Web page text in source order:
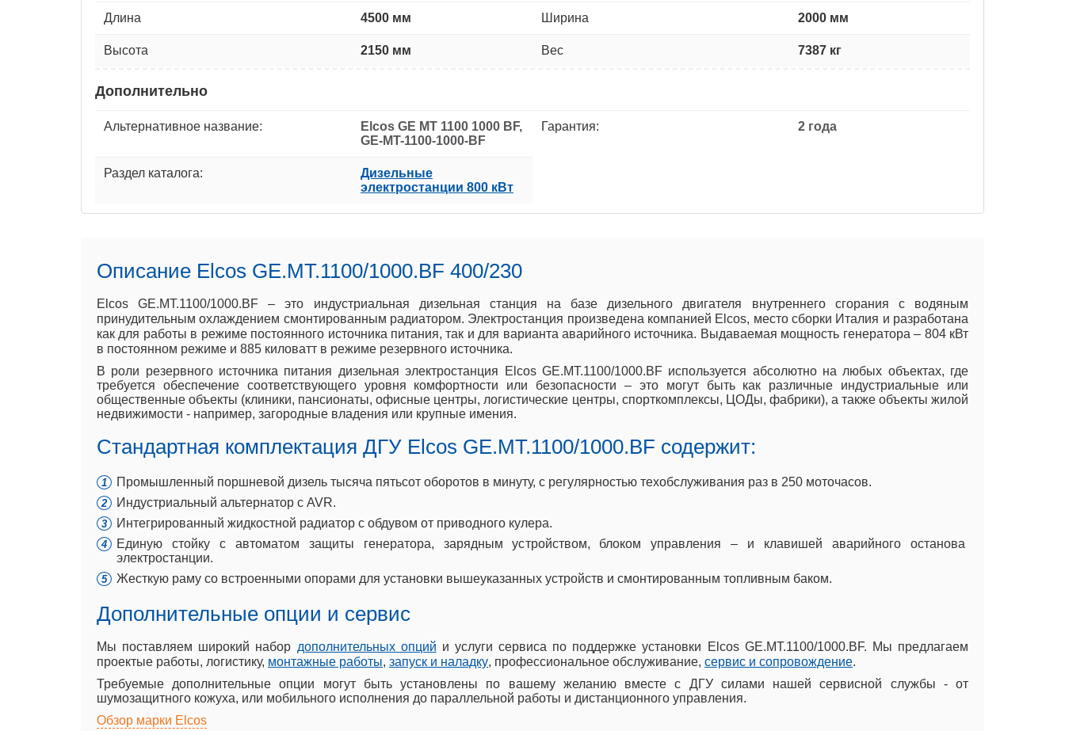
Длина 4500 мм Ширина 2000 мм
Высота 2150 мм Вес 7387 кг
Дополнительно
Альтернативное название:
Elcos GE MT 1100 1000 BF,
GE-MT-1100-1000-BF
Гарантия: 2 года
Раздел каталога:
Дизельные
электростанции 800 кВт
Описание Elcos GE.MT.1100/1000.BF 400/230
Elcos GE.MT.1100/1000.BF – это индустриальная дизельная станция на базе дизельного двигателя внутреннего сгорания с водяным
принудительным охлаждением смонтированным радиатором. Электростанция произведена компанией Elcos, место сборки Италия и разработана
как для работы в режиме постоянного источника питания, так и для варианта аварийного источника. Выдаваемая мощность генератора – 804 кВт
в постоянном режиме и 885 киловатт в режиме резервного источника.
В роли резервного источника питания дизельная электростанция Elcos GE.MT.1100/1000.BF используется абсолютно на любых объектах, где
требуется обеспечение соответствующего уровня комфортности или безопасности – это могут быть как различные индустриальные или
общественные объекты (клиники, пансионаты, офисные центры, логистические центры, спорткомплексы, ЦОДы, фабрики), а также объекты жилой
недвижимости - например, загородные владения или крупные имения.
Стандартная комплектация ДГУ Elcos GE.MT.1100/1000.BF содержит:
Промышленный поршневой дизель тысяча пятьсот оборотов в минуту, с регулярностью техобслуживания раз в 250 моточасов.
Индустриальный альтернатор с AVR.
Интегрированный жидкостной радиатор с обдувом от приводного кулера.
Единую стойку с автоматом защиты генератора, зарядным устройством, блоком управления – и клавишей аварийного останова
электростанции.
Жесткую раму со встроенными опорами для установки вышеуказанных устройств и смонтированным топливным баком.
Дополнительные опции и сервис
Мы поставляем широкий набор дополнительных опций и услуги сервиса по поддержке установки Elcos GE.MT.1100/1000.BF. Мы предлагаем
проектые работы, логистику, монтажные работы, запуск и наладку, профессиональное обслуживание, сервис и сопровождение.
Требуемые дополнительные опции могут быть установлены по вашему желанию вместе с ДГУ силами нашей сервисной службы - от
шумозащитного кожуха, или мобильного исполнения до параллельной работы и дистанционного управления.
Обзор марки Elcos